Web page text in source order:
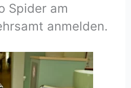
Spider am
anmelden.